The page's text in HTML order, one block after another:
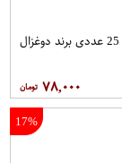
۷۸,۰۰۰
17%